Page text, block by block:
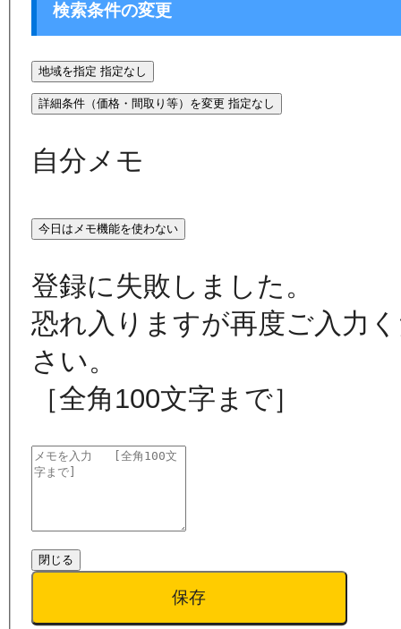
検索条件の変更
地域を指定 指定なし
詳細条件（価格・間取り等）を変更 指定なし
自分メモ
今日はメモ機能を使わない
登録に失敗しました。
恐れ入りますが再度ご入力
さい。
［全角100文字まで］
閉じる
保存